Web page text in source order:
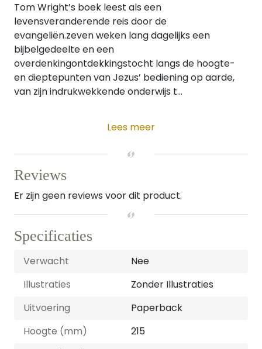
Tom Wright’s boek leest als een
levensveranderende reis door de
evangeliën.zeven weken lang dagelijks een
bijbelgedeelte en een
overdenkingontdekkingstocht langs de hoogte-
en dieptepunten van Jezus’ bediening op aarde,
van zijn indrukwekkende onderwijs t...
Lees meer
Reviews
Er zijn geen reviews voor dit product.
Specificaties
Verwacht
Nee
Illustraties
Zonder Illustraties
Uitvoering
Paperback
Hoogte (mm)
215